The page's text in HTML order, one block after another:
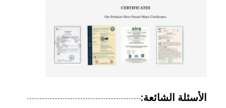
الأسئلة الشائعة: